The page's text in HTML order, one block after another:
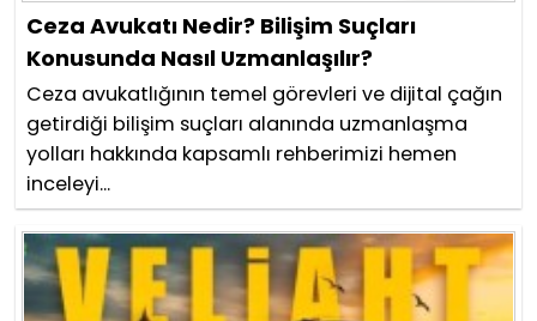
Ceza Avukatı Nedir? Bilişim Suçları
Konusunda Nasıl Uzmanlaşılır?
Ceza avukatlığının temel görevleri ve dijital çağın
getirdiği bilişim suçları alanında uzmanlaşma
yolları hakkında kapsamlı rehberimizi hemen
inceleyi...